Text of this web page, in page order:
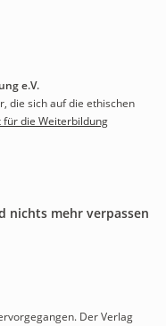
e.V.
die sich auf die ethischen
für die Weiterbildung
nichts mehr verpassen
Der Verlag